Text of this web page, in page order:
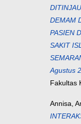
DEMAM
PASIEN
SAKIT
Agustus
Fakultas
Annisa,